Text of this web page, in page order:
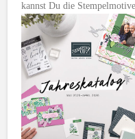
kannst Du die